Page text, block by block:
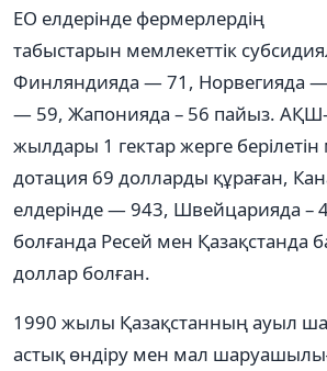
ЕО елдерінде фермерлердің
табыстарын мемлекеттік
Финляндияда — 71, Норвегияда
— 59, Жапонияда – 56 пайыз.
жылдары 1 гектар жерге берілетін
дотация 69 долларды құраған,
елдерінде — 943, Швейцарияда –
болғанда Ресей мен Қазақстанда
доллар болған.
1990 жылы Қазақстанның ауыл
астық өндіру мен мал